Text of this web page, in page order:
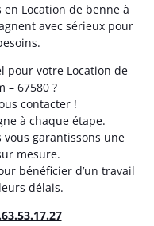
Location de benne à
avec sérieux pour
pour votre Location de
– 67580 ?
contacter !
à chaque étape.
garantissons une
mesure.
bénéficier d’un travail
délais.